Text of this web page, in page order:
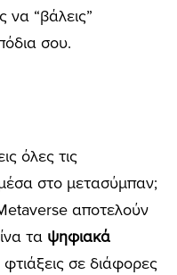
να “βάλεις”
σου.
όλες τις
στο μετασύμπαν;
αποτελούν
τα ψηφιακά
σε διάφορες